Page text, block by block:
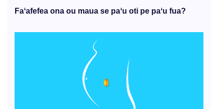
Faʻafefea ona ou maua se paʻu oti pe paʻu fua?